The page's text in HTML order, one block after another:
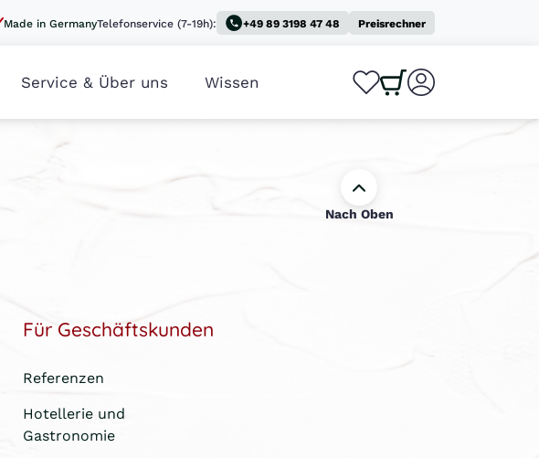
Made in GermanyTelefonservice (7-19h): +49 89 3198 47 48 Preisrechner
Service & Über uns Wissen 0
Nach Oben
Für Geschäftskunden
Referenzen
Hotellerie und
Gastronomie